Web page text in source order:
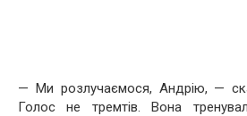
— Ми розлучаємося, Андрію, —
Голос не тремтів. Вона